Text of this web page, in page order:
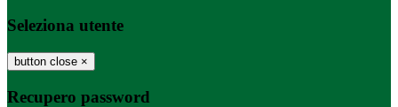
Seleziona utente
button close ×
Recupero password